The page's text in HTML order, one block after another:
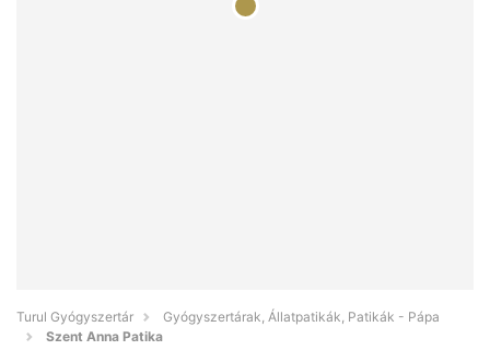
Turul Gyógyszertár
Gyógyszertárak, Állatpatikák, Patikák - Pápa
Szent Anna Patika